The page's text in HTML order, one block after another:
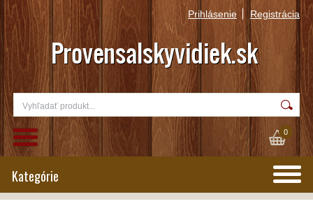
Prihlásenie Registrácia
0
Kategórie